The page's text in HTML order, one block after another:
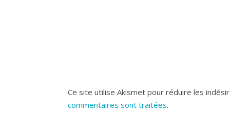
Ce site utilise Akismet pour réduire les
commentaires sont traitées.